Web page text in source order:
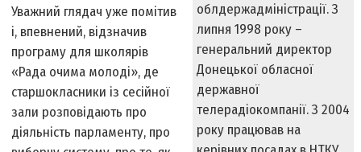
облдержадміністрації. З
липня 1998 року –
генеральний директор
Донецької обласної
державної
телерадіокомпанії. З 2004
року працював на
Уважний глядач уже помітив
і, впевнений, відзначив
програму для школярів
«Рада очима молоді», де
старшокласники із сесійної
зали розповідають про
діяльність парламенту, про